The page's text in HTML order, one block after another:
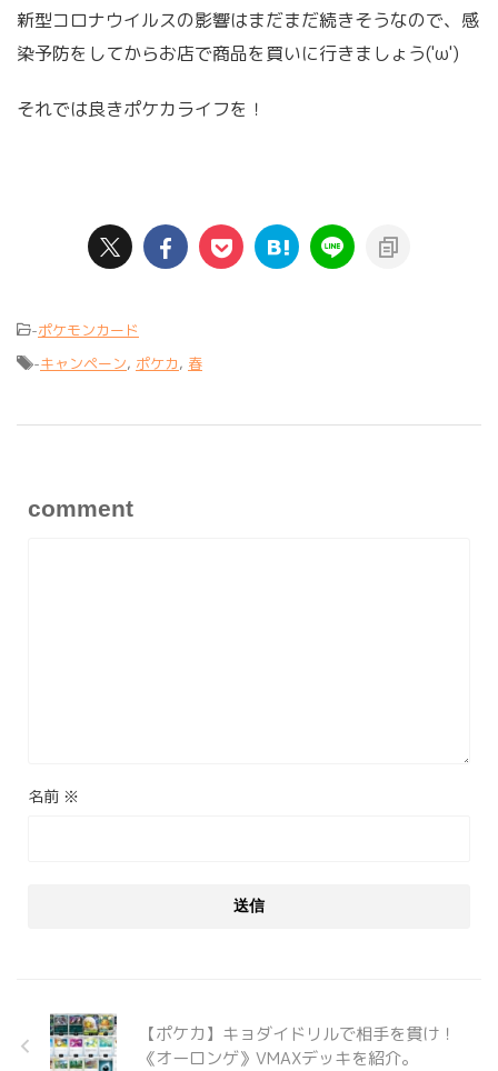
新型コロナウイルスの影響はまだまだ続きそうなので、感
染予防をしてからお店で商品を買いに行きましょう('ω')
それでは良きポケカライフを！
-ポケモンカード
-キャンペーン, ポケカ, 春
comment
名前 ※
【ポケカ】キョダイドリルで相手を貫け！
《オーロンゲ》VMAXデッキを紹介。